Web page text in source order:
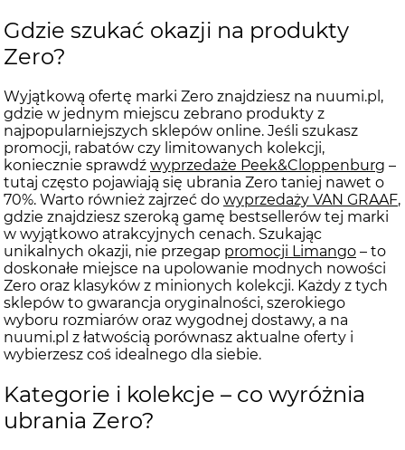
Gdzie szukać okazji na produkty
Zero?
Wyjątkową ofertę marki Zero znajdziesz na nuumi.pl,
gdzie w jednym miejscu zebrano produkty z
najpopularniejszych sklepów online. Jeśli szukasz
promocji, rabatów czy limitowanych kolekcji,
koniecznie sprawdź wyprzedaże Peek&Cloppenburg –
tutaj często pojawiają się ubrania Zero taniej nawet o
70%. Warto również zajrzeć do wyprzedaży VAN GRAAF,
gdzie znajdziesz szeroką gamę bestsellerów tej marki
w wyjątkowo atrakcyjnych cenach. Szukając
unikalnych okazji, nie przegap promocji Limango – to
doskonałe miejsce na upolowanie modnych nowości
Zero oraz klasyków z minionych kolekcji. Każdy z tych
sklepów to gwarancja oryginalności, szerokiego
wyboru rozmiarów oraz wygodnej dostawy, a na
nuumi.pl z łatwością porównasz aktualne oferty i
wybierzesz coś idealnego dla siebie.
Kategorie i kolekcje – co wyróżnia
ubrania Zero?